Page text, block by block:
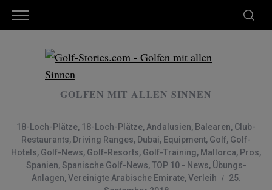
GOLFEN MIT ALLEN SINNEN
18-Loch-Plätze, 18-Loch-Plätze, Andalusien, Balearen, Club-
Restaurants, Driving Ranges, Dubai, Equipment, Golf, Golf-
Hotels, Golf-News, Golf-Resorts, Golf-Training, Mallorca, Pros,
Spanien, Spanische Golf-News,TOP 10 - News, Übungs-
Anlagen,Vereinigte Arabische Emirate,Verleih
25.